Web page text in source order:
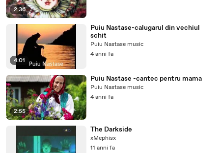
2:36
4:01
Puiu Nastase-calugarul din vechiul
schit
Puiu Nastase music
4 anni fa
2:55
Puiu Nastase -cantec pentru mama
Puiu Nastase music
4 anni fa
The Darkside
xMephisx
11 anni fa